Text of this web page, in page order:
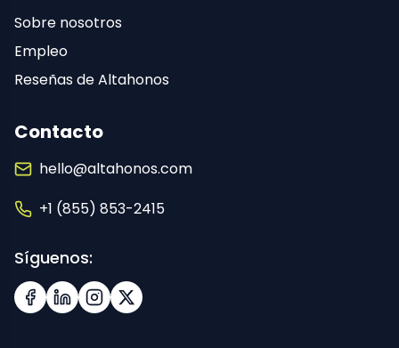
Sobre nosotros
Empleo
Reseñas de Altahonos
Contacto
hello@altahonos.com
+1 (855) 853-2415
Síguenos:
Facebook
LinkedInInstagramX (Twitter)